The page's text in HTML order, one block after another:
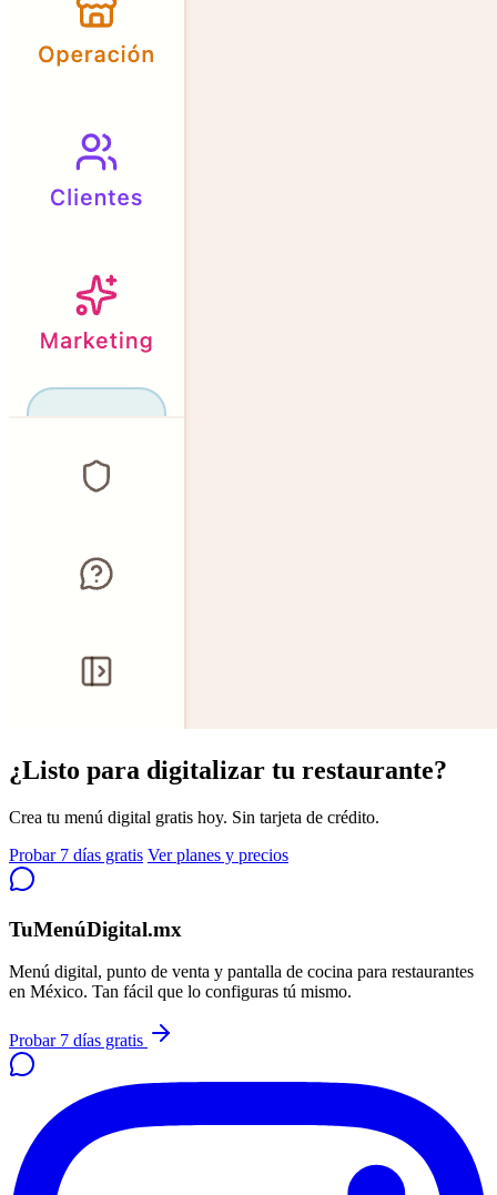
¿Listo para digitalizar tu restaurante?
Crea tu menú digital gratis hoy. Sin tarjeta de crédito.
Probar 7 días gratis Ver planes y precios
TuMenúDigital.mx
Menú digital, punto de venta y pantalla de cocina para restaurantes
en México. Tan fácil que lo configuras tú mismo.
Probar 7 días gratis